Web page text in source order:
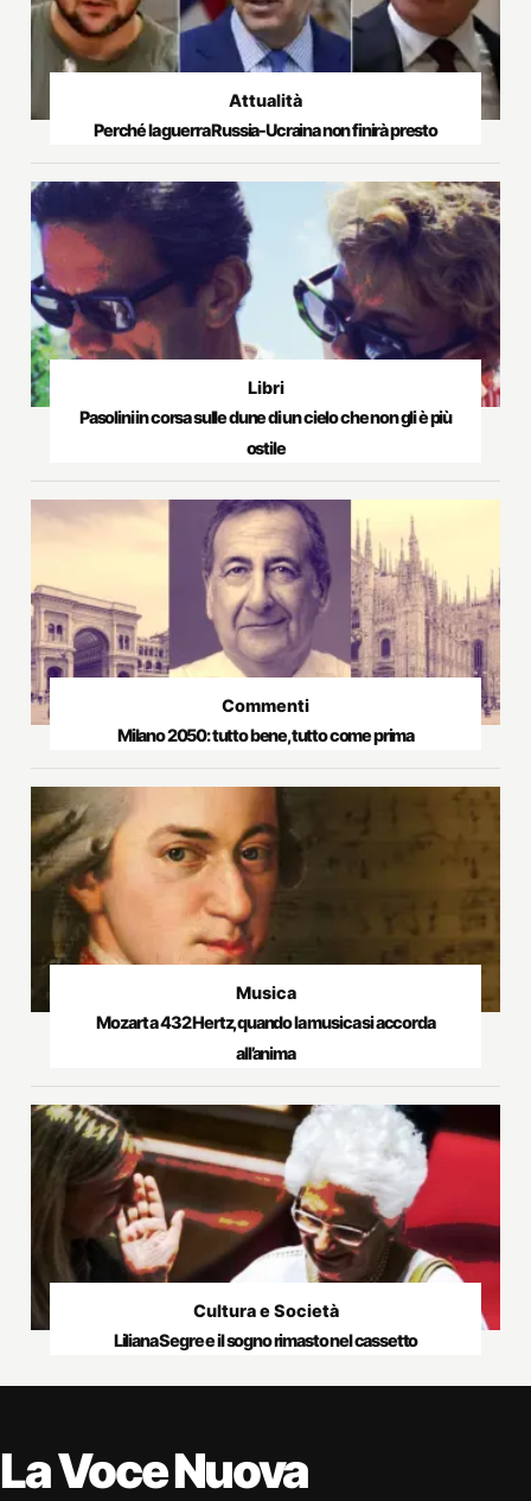
Attualità
Perché la guerra Russia-Ucraina non finirà presto
Libri
Pasolini in corsa sulle dune di un cielo che non gli è più
ostile
Commenti
Milano 2050: tutto bene, tutto come prima
Musica
Mozart a 432 Hertz, quando la musica si accorda
all’anima
Cultura e Società
Liliana Segre e il sogno rimasto nel cassetto
La Voce Nuova